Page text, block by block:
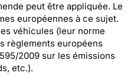
peut être appliquée. Le
européennes à ce sujet.
véhicules (leur norme
règlements européens
2009 sur les émissions
etc.).